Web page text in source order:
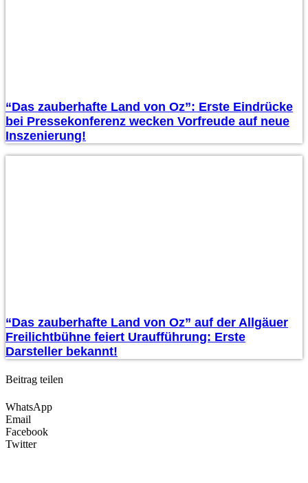
“Das zauberhafte Land von Oz”: Erste Eindrücke
bei Pressekonferenz wecken Vorfreude auf neue
Inszenierung!
“Das zauberhafte Land von Oz” auf der Allgäuer
Freilichtbühne feiert Uraufführung: Erste
Darsteller bekannt!
Beitrag teilen
WhatsApp
Email
Facebook
Twitter